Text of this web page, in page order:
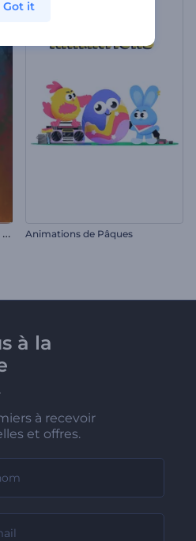
D
iaporama avec des particules éclaboussantes Animations de Pâques
à la
à recevoir
et offres.
Got it